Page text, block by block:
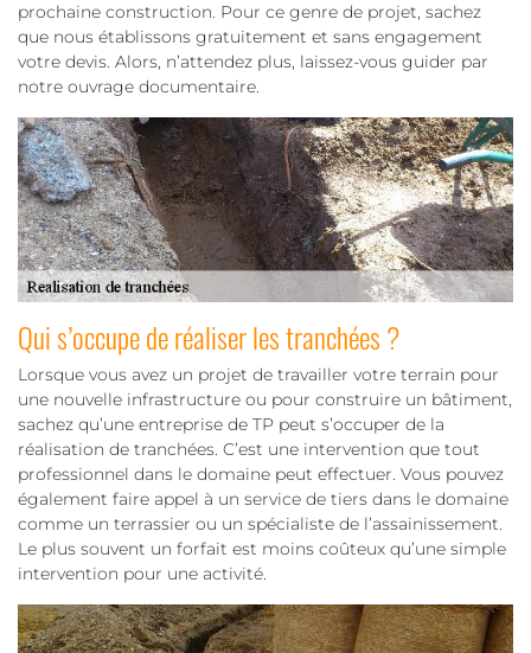
prochaine construction. Pour ce genre de projet, sachez
que nous établissons gratuitement et sans engagement
votre devis. Alors, n’attendez plus, laissez-vous guider par
notre ouvrage documentaire.
Qui s’occupe de réaliser les tranchées ?
Lorsque vous avez un projet de travailler votre terrain pour
une nouvelle infrastructure ou pour construire un bâtiment,
sachez qu’une entreprise de TP peut s’occuper de la
réalisation de tranchées. C’est une intervention que tout
professionnel dans le domaine peut effectuer. Vous pouvez
également faire appel à un service de tiers dans le domaine
comme un terrassier ou un spécialiste de l’assainissement.
Le plus souvent un forfait est moins coûteux qu’une simple
intervention pour une activité.